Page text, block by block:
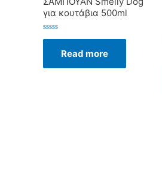
για κουτάβια 500ml
Rated
5
Read more